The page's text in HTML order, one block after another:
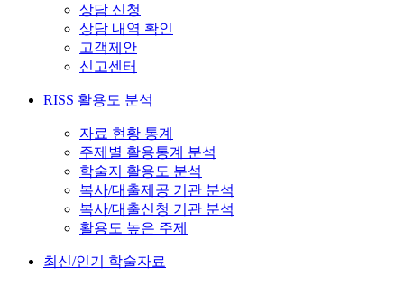
상담 신청
상담 내역 확인
고객제안
신고센터
RISS 활용도 분석
자료 현황 통계
주제별 활용통계 분석
학술지 활용도 분석
복사/대출제공 기관 분석
복사/대출신청 기관 분석
활용도 높은 주제
최신/인기 학술자료